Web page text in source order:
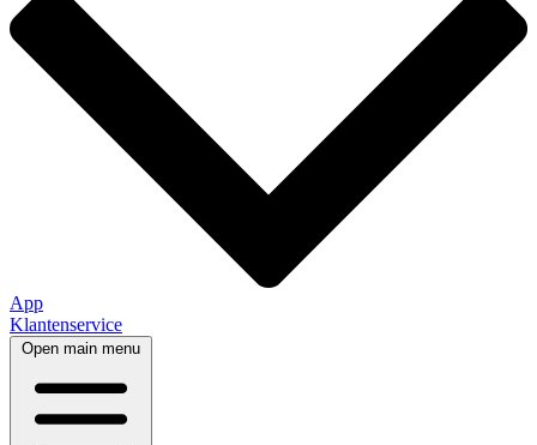
App
Klantenservice
Open main menu